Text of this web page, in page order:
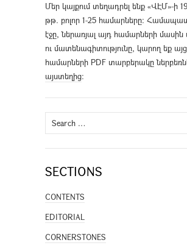
Մեր կայքում տեղադրել ենք «ՎԷՄ»-ի
թթ. բոլոր 1-25 համարները։
էջը, ներառյալ այդ համարների
ու մատենագիտությունը, կարող եք
համարների PDF տարբերակը
այստեղից։
Search
for:
SECTIONS
CONTENTS
EDITORIAL
CORNERSTONES